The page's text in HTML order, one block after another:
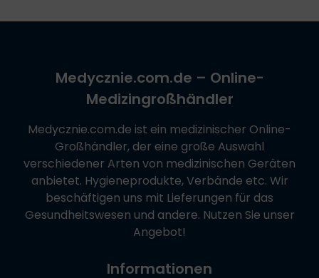
Medycznie.com.de – Online-
Medizingroßhändler
Medycznie.com.de ist ein medizinischer Online-
Großhändler, der eine große Auswahl
verschiedener Arten von medizinischen Geräten
anbietet. Hygieneprodukte, Verbände etc. Wir
beschäftigen uns mit Lieferungen für das
Gesundheitswesen und andere. Nutzen Sie unser
Angebot!
Informationen